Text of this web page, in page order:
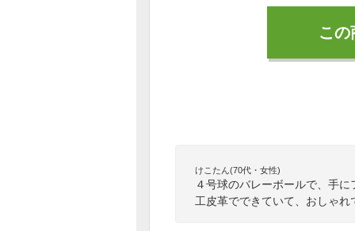
こ
けこたん(70代・女性)
４号球のバレーボールで、手
工皮革でできていて、おしゃれ